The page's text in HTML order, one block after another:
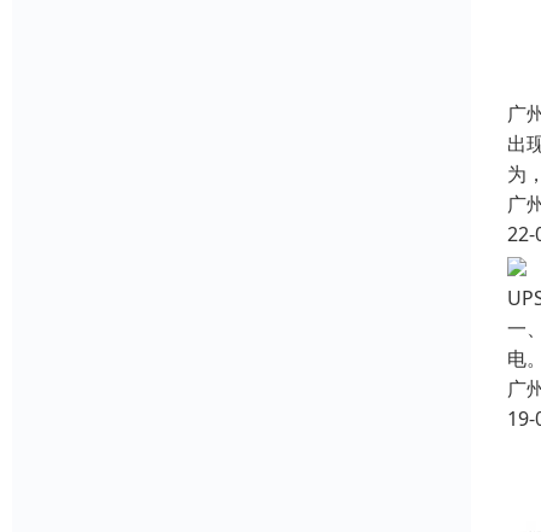
广
出
为
广
22-
一
电
广
19-